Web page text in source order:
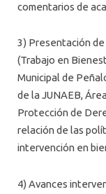
comentarios de
3) Presentación
(Trabajo en
Municipal de
de la JUNAEB,
Protección de
relación de las
intervención en
4) Avances